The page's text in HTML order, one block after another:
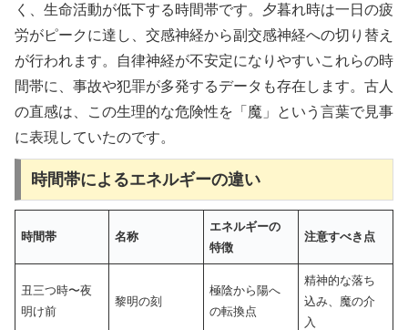
く、生命活動が低下する時間帯です。夕暮れ時は一日の疲
労がピークに達し、交感神経から副交感神経への切り替え
が行われます。自律神経が不安定になりやすいこれらの時
間帯に、事故や犯罪が多発するデータも存在します。古人
の直感は、この生理的な危険性を「魔」という言葉で見事
に表現していたのです。
時間帯によるエネルギーの違い
時間帯 名称
エネルギーの
特徴
注意すべき点
丑三つ時〜夜
明け前
黎明の刻
極陰から陽へ
の転換点
精神的な落ち
込み、魔の介
入